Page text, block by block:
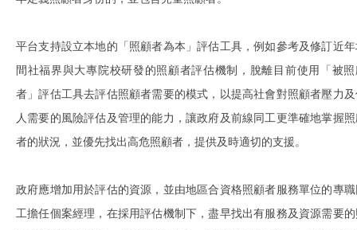
平台支持設立本地的「照顧者為本」評估工具，例如參考及修訂近
間社福界與大專院校研發的照顧者評估機制，脫離目前使用「被照
者」評估工具去評估照顧者需要的模式，以提高社會對照顧者壓力
人需要的風險評估及管理的能力，讓政府及前線同工更準確地掌握
者的狀況，並優先找出高危照顧者，提供及時適切的支援。
政府應增加用於評估的資源，並由地區合資格照顧者服務單位的專
工擔任個案經理，在採用評估機制下，盡早找出有服務及資源需要